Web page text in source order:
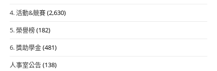
4. 活動&競賽(2,630)
5. 榮譽榜(182)
6. 獎助學金(481)
人事室公告(138)